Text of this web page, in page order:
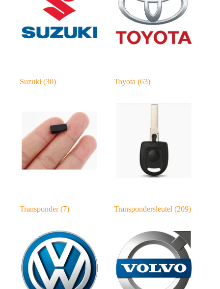
Suzuki (30) Toyota(63)
Transponder(7) Transpondersleutel(209)